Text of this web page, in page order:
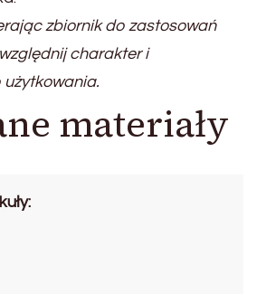
zbiornik do zastosowań
charakter i
materiały